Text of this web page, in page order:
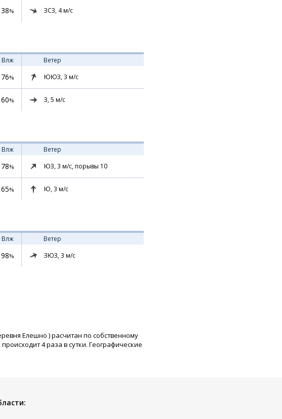
38% ЗСЗ, 4м/с
Влж
Ветер
76% ЮЮЗ, 3 м/с
60% З, 5 м/с
Влж
Ветер
78% ЮЗ, 3 м/с, порывы 10
65% Ю, 3 м/с
Влж
Ветер
98% ЗЮЗ, 3 м/с
Елешно ) расчитан по собственному
4 раза в сутки. Географические